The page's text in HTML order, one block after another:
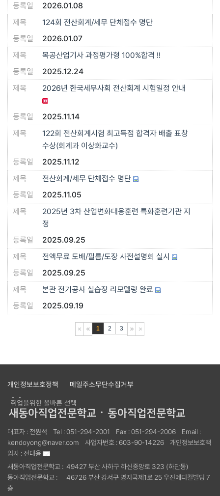
2026.01.08
124회 전산회계/세무 단체접수 명단
2026.01.07
목공산업기사 과정평가형 100%합격 !!
2025.12.24
2026년 한국세무사회 전산회계 시험일정 안내
2025.11.14
122회 전산회계시험 최고득점 합격자 배출 표창
수상(회계과 이상화교수)
2025.11.12
전산회계/세무 단체접수 명단
2025.11.05
2025년 3차 산업변화대응훈련 특화훈련기관 지
정
2025.09.25
전액무료 도배/필름/도장 사전설명회 실시
2025.09.25
본관 전기공사 실습장 리모델링 완료
2025.09.19
1 2 3
개인정보보호정책 메일주소무단수집거부
대표자 : 전원석 Tel :051-294-2001 Fax :051-294-2006
Email :
kendoyong@naver.com
사업자번호 : 603-90-14226
개인정보보호책
임자 : 전대용
새동아직업전문학교 : 49427 부산 사하구 하신중앙로 323 (하단동)
동아직업전문학교 :
46726 부산 강서구 명지국제1로 25 우진메디컬빌딩 7
층